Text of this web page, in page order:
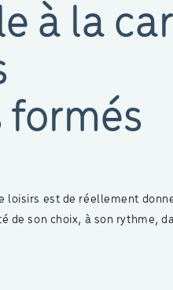
à la
formés
loisirs est de réellement
de son choix, à son rythme,